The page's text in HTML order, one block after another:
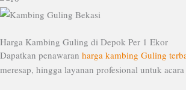
Harga Kambing Guling di Depok Per 1 Ekor
Dapatkan penawaran harga kambing Guling
meresap, hingga layanan profesional untuk